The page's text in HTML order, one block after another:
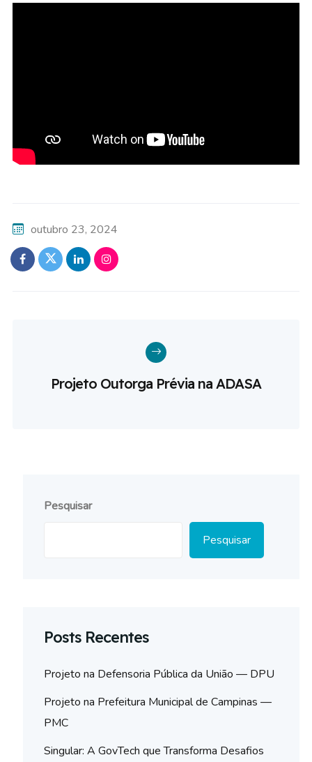
outubro 23, 2024
Projeto Outorga Prévia na ADASA
Pesquisar
Pesquisar
Posts Recentes
Projeto na Defensoria Pública da União — DPU
Projeto na Prefeitura Municipal de Campinas —
PMC
Singular: A GovTech que Transforma Desafios